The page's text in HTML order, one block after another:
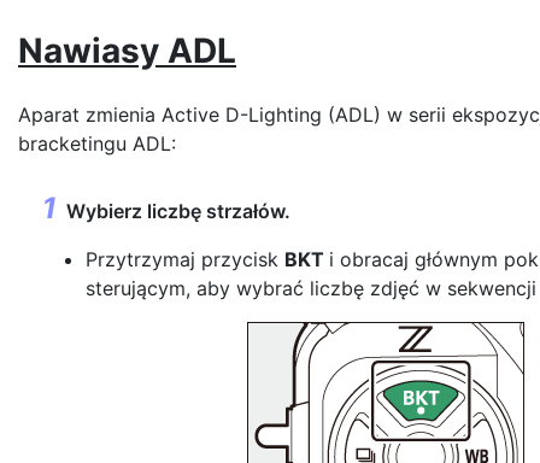
Nawiasy ADL
Aparat zmienia Active D-Lighting (ADL) w serii
bracketingu ADL:
Wybierz liczbę strzałów.
Przytrzymaj przycisk BKT i obracaj głównym
sterującym, aby wybrać liczbę zdjęć w